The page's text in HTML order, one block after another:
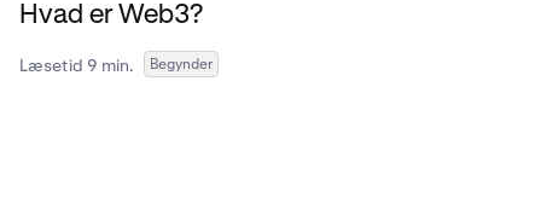
Hvad er Web3?
Læsetid 9 min. Begynder